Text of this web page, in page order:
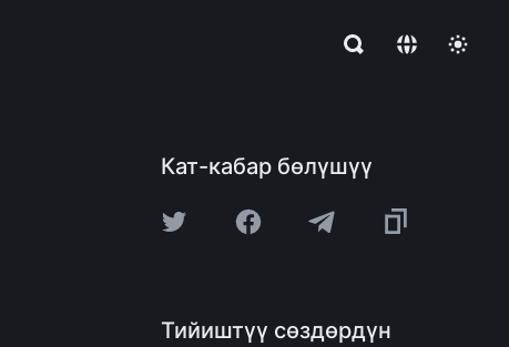
Кат-кабар бөлүшүү
Тийиштүү сөздөрдүн